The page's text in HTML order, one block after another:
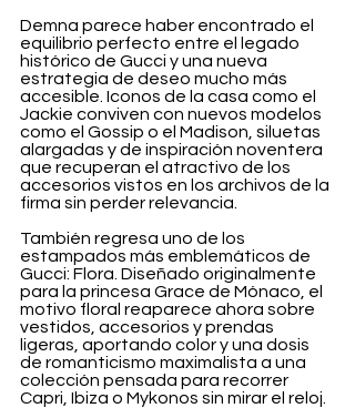
Demna parece haber encontrado el
equilibrio perfecto entre el legado
histórico de Gucci y una nueva
estrategia de deseo mucho más
accesible. Iconos de la casa como el
Jackie conviven con nuevos modelos
como el Gossip o el Madison, siluetas
alargadas y de inspiración noventera
que recuperan el atractivo de los
accesorios vistos en los archivos de la
firma sin perder relevancia.
También regresa uno de los
estampados más emblemáticos de
Gucci: Flora. Diseñado originalmente
para la princesa Grace de Mónaco, el
motivo floral reaparece ahora sobre
vestidos, accesorios y prendas
ligeras, aportando color y una dosis
de romanticismo maximalista a una
colección pensada para recorrer
Capri, Ibiza o Mykonos sin mirar el reloj.